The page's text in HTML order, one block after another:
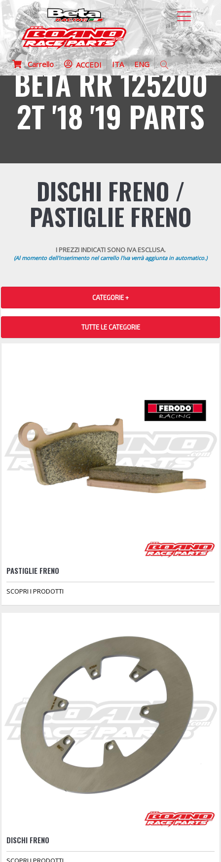
Carrello ACCEDI ITA ENG
BETA RR 125200
2T '18 '19 PARTS
DISCHI FRENO /
PASTIGLIE FRENO
I PREZZI INDICATI SONO IVA ESCLUSA.
(Al momento dell'inserimento nel carrello l'iva verrà aggiunta in automatico.)
CATEGORIE +
TUTTE LE CATEGORIE
PASTIGLIE FRENO
SCOPRI I PRODOTTI
DISCHI FRENO